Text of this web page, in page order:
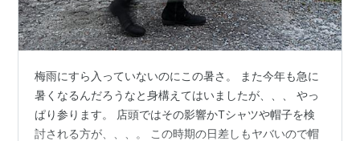
梅雨にすら入っていないのにこの暑さ。 また今年も急に
暑くなるんだろうなと身構えてはいましたが、、、 やっ
ぱり参ります。 店頭ではその影響かTシャツや帽子を検
討される方が、、、。 この時期の日差しもヤバいので帽